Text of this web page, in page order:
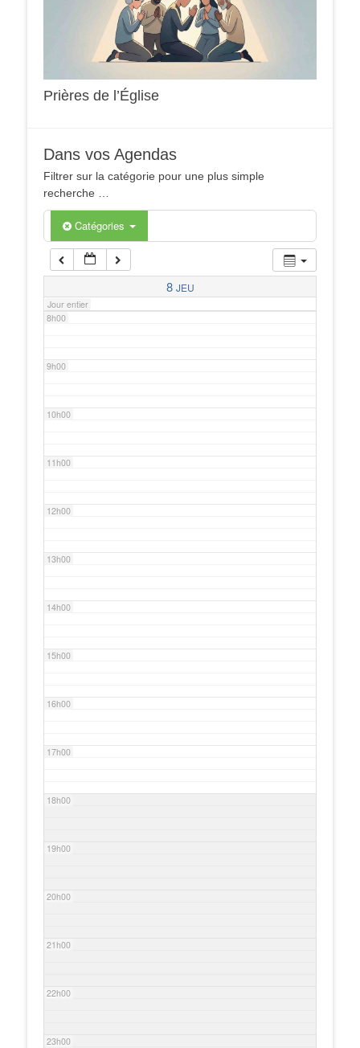
Prières de l’Église
Dans vos Agendas
Filtrer sur la catégorie pour une plus simple
recherche …
Catégories
8 JEU
Jour entier
5h00
6h00
7h00
8h00
9h00
10h00
11h00
12h00
13h00
14h00
15h00
16h00
17h00
18h00
19h00
20h00
21h00
22h00
23h00